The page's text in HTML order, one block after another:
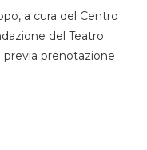
a cura del Centro
del Teatro
previa prenotazione